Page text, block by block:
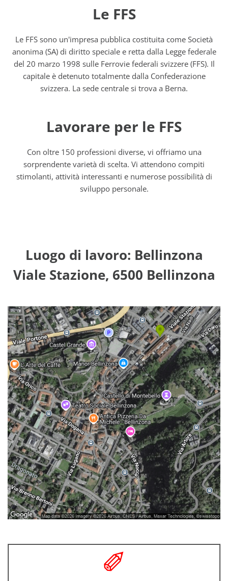
Le FFS
Le FFS sono un'impresa pubblica costituita come Società
anonima (SA) di diritto speciale e retta dalla Legge federale
del 20 marzo 1998 sulle Ferrovie federali svizzere (FFS). Il
capitale è detenuto totalmente dalla Confederazione
svizzera. La sede centrale si trova a Berna.
Lavorare per le FFS
Con oltre 150 professioni diverse, vi offriamo una
sorprendente varietà di scelta. Vi attendono compiti
stimolanti, attività interessanti e numerose possibilità di
sviluppo personale.
Luogo di lavoro: Bellinzona
Viale Stazione, 6500 Bellinzona